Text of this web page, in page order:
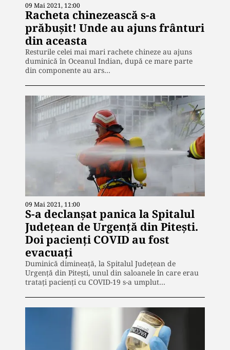
09 Mai 2021, 12:00
Racheta chinezească s-a
prăbușit! Unde au ajuns frânturi
din aceasta
Resturile celei mai mari rachete chineze au ajuns
duminică în Oceanul Indian, după ce mare parte
din componente au ars…
09 Mai 2021, 11:00
S-a declanșat panica la Spitalul
Județean de Urgență din Pitești.
Doi pacienți COVID au fost
evacuați
Duminică dimineață, la Spitalul Județean de
Urgență din Pitești, unul din saloanele în care erau
tratați pacienți cu COVID-19 s-a umplut…